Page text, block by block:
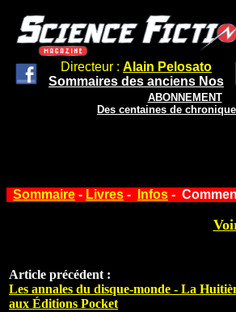
Directeur : Alain Pelosato
Sommaires des anciens Nos
ABONNEMENT
Des centaines de
Sommaire - Livres - Infos -
Article précédent :
Les annales du disque-monde - La
aux Éditions Pocket